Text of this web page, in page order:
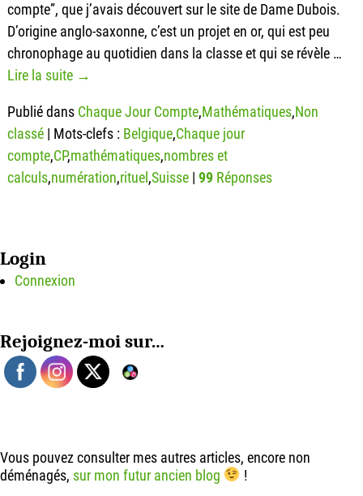
compte”, que j’avais découvert sur le site de Dame Dubois.
D’origine anglo-saxonne, c’est un projet en or, qui est peu
chronophage au quotidien dans la classe et qui se révèle …
Lire la suite →
Publié dans Chaque Jour Compte,Mathématiques,Non
classé| Mots-clefs : Belgique,Chaque jour
compte,CP,mathématiques,nombres et
calculs,numération,rituel ,Suisse| 99Réponses
Login
Connexion
Rejoignez-moi sur…
Vous pouvez consulter mes autres articles, encore non
déménagés, sur mon futur ancien blog !